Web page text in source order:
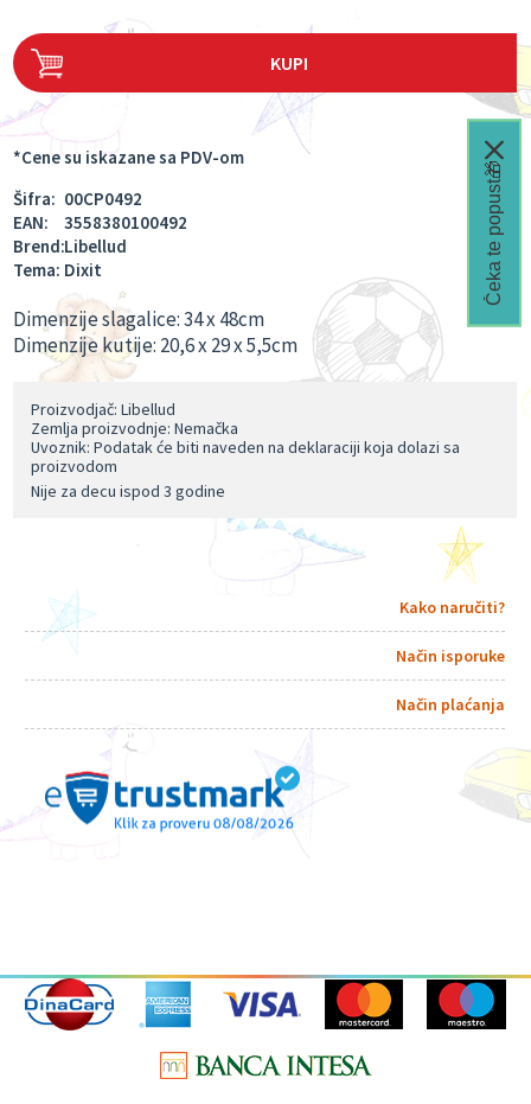
KUPI
*Cene su iskazane sa PDV-om
Šifra: 00CP0492
EAN:
3558380100492
Brend:Libellud
Tema: Dixit
Dimenzije slagalice: 34 x 48cm
Dimenzije kutije: 20,6 x 29 x 5,5cm
Proizvodjač: Libellud
Zemlja proizvodnje: Nemačka
Uvoznik: Podatak će biti naveden na deklaraciji koja dolazi sa
proizvodom
Nije za decu ispod 3 godine
Kako naručiti?
Način isporuke
Način plaćanja
Čeka te popust🎁